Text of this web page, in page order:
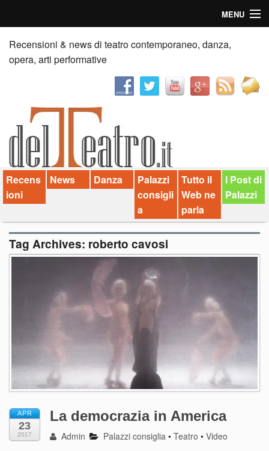
MENU
Home
Recensioni
News
Palazzi consiglia
Video
Chi siamo
Contatti
Recensioni & news di teatro contemporaneo, danza,
opera, arti performative
Recens
ioni
News Danza
Palazzi
consigli
a
Tutto il
Web ne
parla
I Post di
Palazzi
Tag Archives: roberto cavosi
APR
23
2017
La democrazia in America
Admin Palazzi consiglia •Teatro •Video